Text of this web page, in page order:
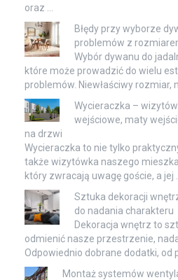
oraz …
Błędy przy wyborze
problemów z
Wybór dywanu do
które może prowadzić do wielu
problemów. Niewłaściwy rozmiar,
Wycieraczka –
wejściowe, maty
na drzwi
Wycieraczka to nie tylko
także wizytówka naszego
który zwracają uwagę goście, a jej …
Sztuka dekoracji
do nadania charakteru
Dekoracja wnętrz to
odmienić nasze przestrzenie,
Odpowiednio dobrane dodatki, od
Montaż systemów